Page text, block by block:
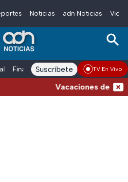
Noticias adn Noticias
Finanzas adn Noticias Radio
Suscríbete TV En Vivo
Vacaciones de